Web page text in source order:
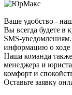
Ваше удобство -
Вы всегда будете в
SMS-
информацию о ходе
Наша команда
менеджера и
комфорт и
Оставьте заявку